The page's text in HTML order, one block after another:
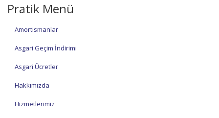
Pratik Menü
Amortismanlar
Asgari Geçim İndirimi
Asgari Ücretler
Hakkımızda
Hizmetlerimiz